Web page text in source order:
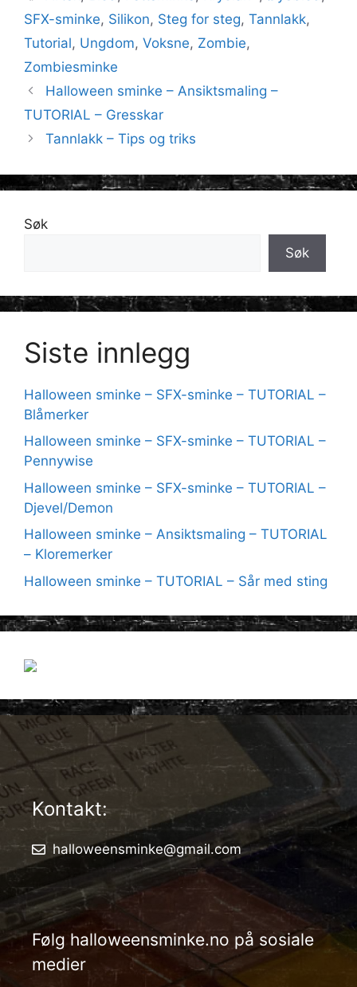
SFX-sminke, Silikon, Steg for steg, Tannlakk,
Tutorial, Ungdom, Voksne, Zombie,
Zombiesminke
Halloween sminke – Ansiktsmaling –
TUTORIAL – Gresskar
Tannlakk – Tips og triks
Søk
Søk
Siste innlegg
Halloween sminke – SFX-sminke – TUTORIAL –
Blåmerker
Halloween sminke – SFX-sminke – TUTORIAL –
Pennywise
Halloween sminke – SFX-sminke – TUTORIAL –
Djevel/Demon
Halloween sminke – Ansiktsmaling – TUTORIAL
– Kloremerker
Halloween sminke – TUTORIAL – Sår med sting
Kontakt:
halloweensminke@gmail.com
Følg halloweensminke.no på sosiale
medier